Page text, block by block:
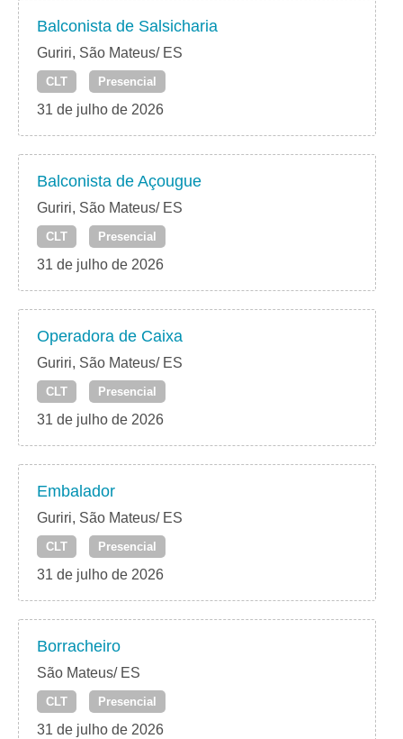
Balconista de Salsicharia
Guriri, São Mateus/ ES
CLT Presencial
31 de julho de 2026
Balconista de Açougue
Guriri, São Mateus/ ES
CLT Presencial
31 de julho de 2026
Operadora de Caixa
Guriri, São Mateus/ ES
CLT Presencial
31 de julho de 2026
Embalador
Guriri, São Mateus/ ES
CLT Presencial
31 de julho de 2026
Borracheiro
São Mateus/ ES
CLT Presencial
31 de julho de 2026